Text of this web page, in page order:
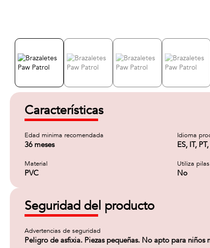
Características
Edad minima recomendada
36 meses
Idioma
ES, IT,
Material
PVC
Utiliza pilas
No
Seguridad del producto
Advertencias de seguridad
Peligro de asfixia. Piezas pequeñas. No apto para niños